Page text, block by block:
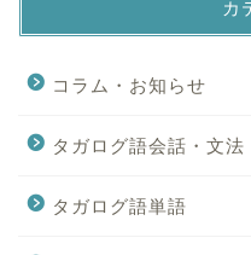
カ
コラム・お知らせ
タガログ語会話・文法
タガログ語単語